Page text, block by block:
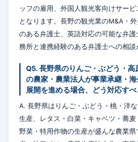
ッフの雇用、外国人観光客向けサー
となります。長野の観光業のM&A・
のある弁護士、英語対応の可能な弁
務所と連携経験のある弁護士への相談
Q5. 長野県のりんご・ぶどう・
の農家・農業法人が事業承継・
展開を進める場合、どう対応す
A. 長野県はりんご・ぶどう・桃・洋
生産、レタス・白菜・キャベツ・蕎
野菜・特用作物の生産が盛んな農業